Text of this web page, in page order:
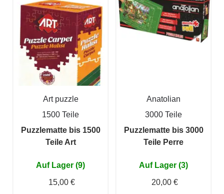
Art puzzle
1500 Teile
Puzzlematte bis 1500
Teile Art
Auf Lager (9)
15,00 €
Anatolian
3000 Teile
Puzzlematte bis 3000
Teile Perre
Auf Lager (3)
20,00 €